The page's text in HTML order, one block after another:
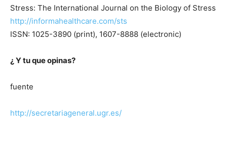
Stress: The International Journal on the Biology of Stress
http://informahealthcare.com/sts
ISSN: 1025-3890 (print), 1607-8888 (electronic)
¿ Y tu que opinas?
fuente
http://secretariageneral.ugr.es/